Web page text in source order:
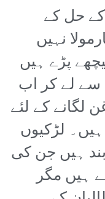
حل کے
نہیں
پڑے ہیں
سے لے کر اب
لگانے کے لئے
ہیں۔ لڑکیوں
ہیں جن کی
ہیں مگر